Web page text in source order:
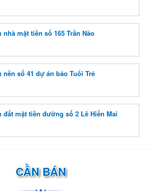
nhà mặt tiền số 165 Trần Não
nền số 41 dự án báo Tuổi Trẻ
đất mặt tiền đường số 2 Lê Hiến Mai
CẦN BÁN